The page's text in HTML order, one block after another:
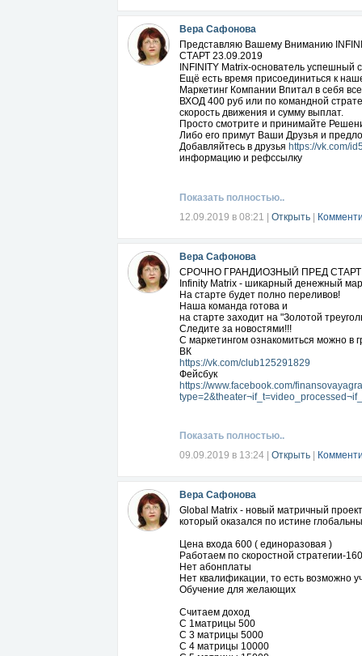
Вера Сафонова
Представляю Вашему Вниманию
СТАРТ 23.09.2019
INFINITY Matrix-основатель успешный
Ещё есть время присоединиться к
Маркетинг Компании Впитал в себя
ВХОД 400 руб или по командной
скорость движения и сумму выплат.
Просто смотрите и принимайте
Либо его примут Ваши Друзья и
Добавляйтесь в друзья https://vk.com/
информацию и рефссылку
Показать полностью..
12.09.2019 в 08:21
Открыть
Вера Сафонова
СРОЧНО ГРАНДИОЗНЫЙ ПРЕД
Infinity Matrix - шикарный денежный
На старте будет полно переливов!
Наша команда готова и
на старте заходит на "Золотой
Следите за новостями!!!
С маркетингом ознакомиться можно в
ВК
https://vk.com/club125291829
Фейсбук
https://www.facebook.com/
Показать полностью..
09.09.2019 в 13:24
Открыть
Вера Сафонова
Global Matrix - новый матричный проект
который оказался по истине
Цена входа 600 ( единоразовая )
Работаем по скоростной стратегии-
Нет абонплаты
Нет квалификации, то есть возможно
Обучение для желающих
Считаем доход
С 1матрицы 500
С 3 матрицы 5000
С 4 матрицы 10000